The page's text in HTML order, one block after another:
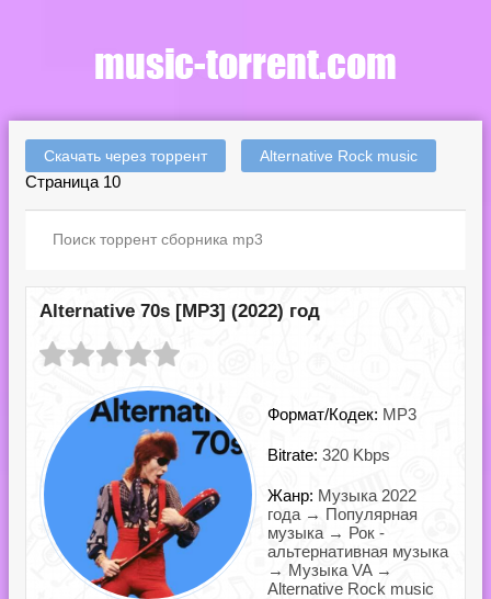
Скачать через торрент Alternative Rock music
Страница 10
Alternative 70s [MP3] (2022) год
Формат/Кодек: MP3
Bitrate: 320 Kbps
Жанр: Музыка 2022
года → Популярная
музыка → Рок -
альтернативная музыка
→ Музыка VA →
Alternative Rock music